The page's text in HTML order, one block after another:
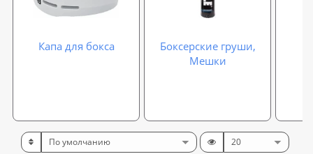
Капа для бокса
Боксерские груши,
Мешки